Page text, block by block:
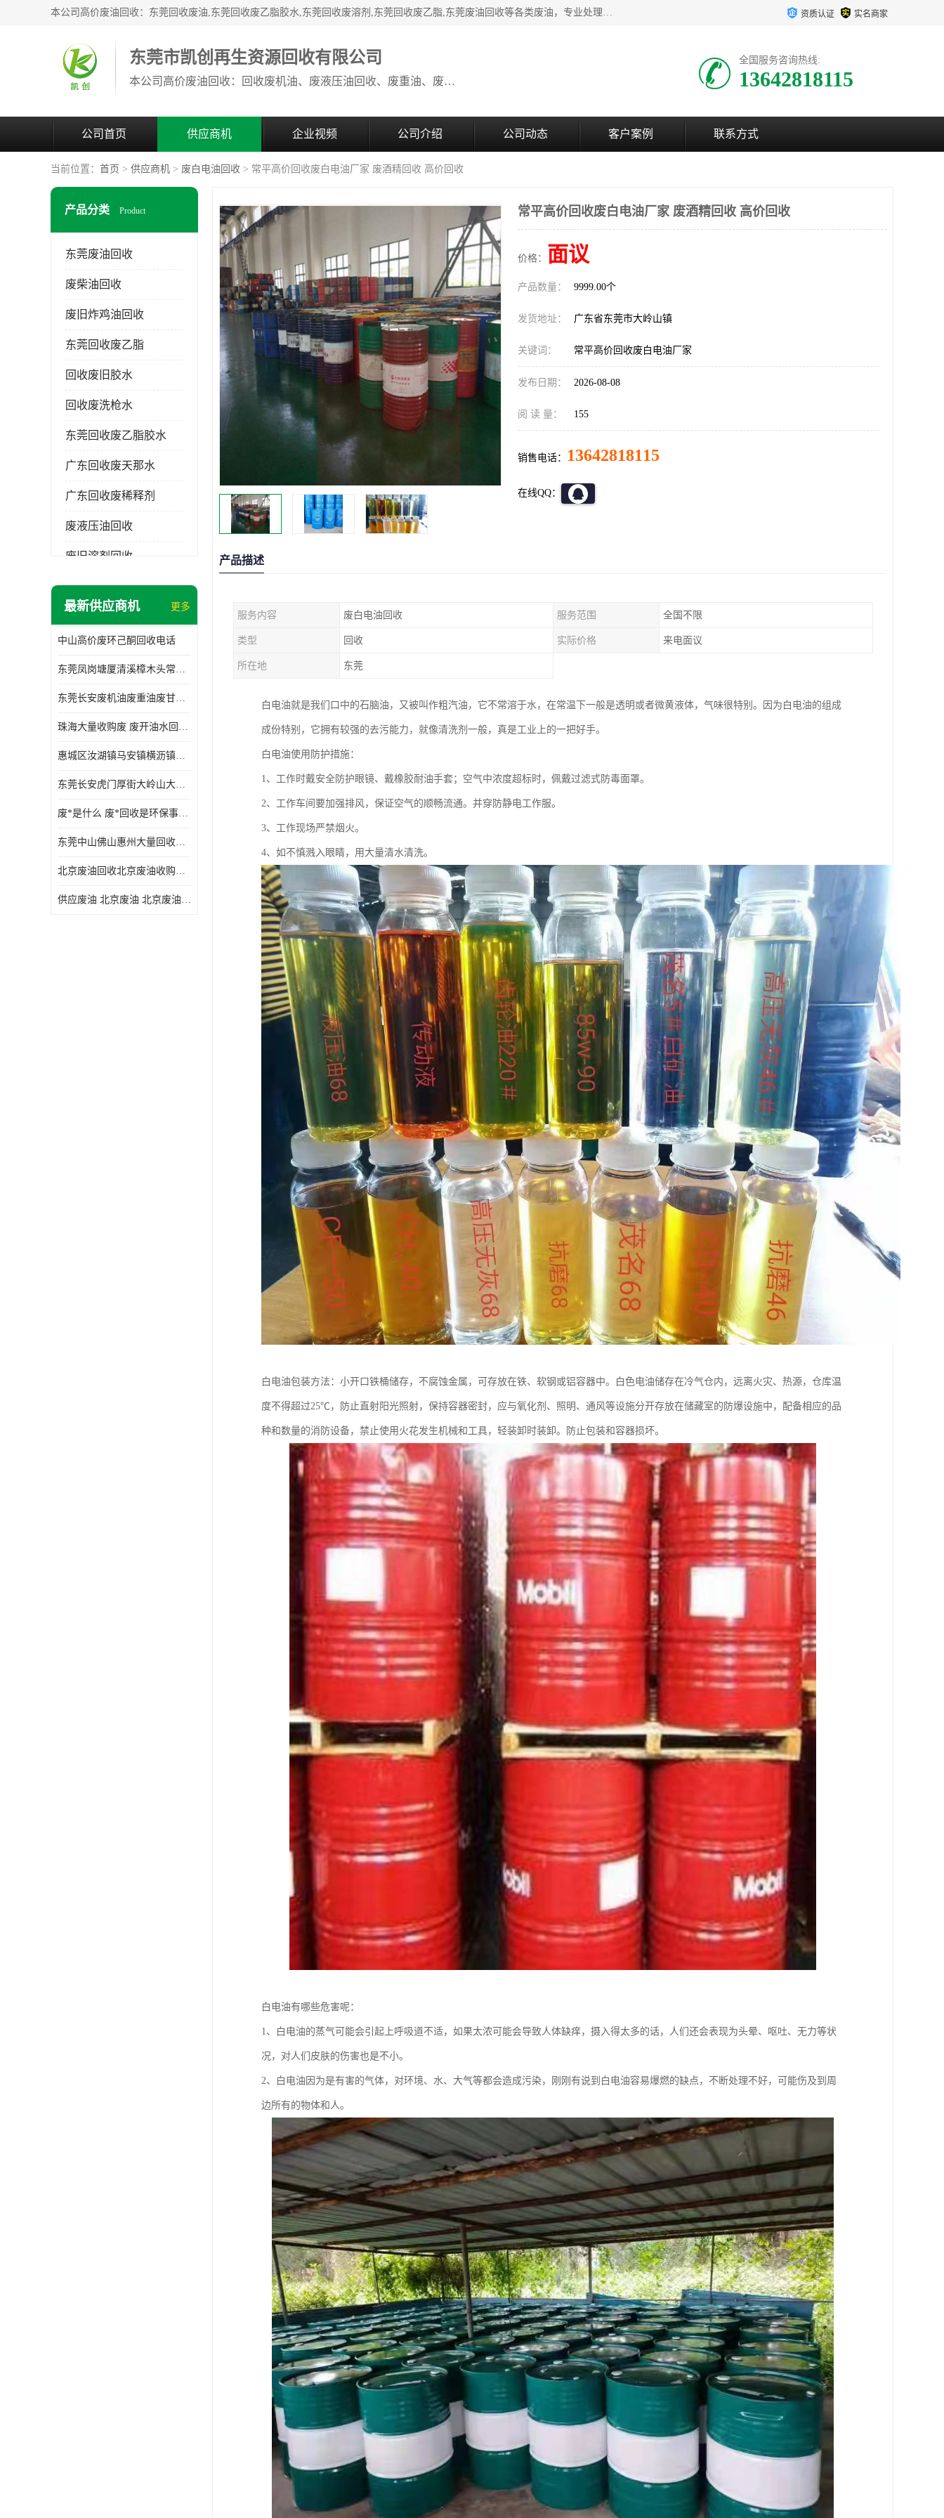
本公司高价废油回收：东莞回收废油,东莞回收废乙脂胶水,东莞回收废溶剂,东莞回收废乙脂,东莞废油回收等各类废油，专业处理从事化工产品研发与销售的综合型高科技服务性企业。我公司自成立以来，一直秉承“科技创新，立足诚信，感恩于心”的理念，力求设计与客户合作共赢的局面。在广大新老客户的大力支持下，我公司员工经过不懈努力，公司已快速发展成为国内知名化工企业。 资质认证 实名商家
东莞市凯创再生资源回收有限公司
本公司高价废油回收：回收废机油、废液压油回收、废重油、废食用油回收、废导热油、废、废油漆、废UV光油、废清、废白矿油、废变压器油
全国服务咨询热线:
13642818115
公司首页 供应商机 企业视频 公司介绍 公司动态 客户案例 联系方式
当前位置： 首页 > 供应商机 > 废白电油回收 > 常平高价回收废白电油厂家 废酒精回收 高价回收
产品分类 Product
东莞废油回收
废柴油回收
废旧炸鸡油回收
东莞回收废乙脂
回收废旧胶水
回收废洗枪水
东莞回收废乙脂胶水
广东回收废天那水
广东回收废稀释剂
废液压油回收
废旧溶剂回收
东莞回收废溶剂
废三氯乙烯回收
废混合溶剂回收
最新供应商机 更多
中山高价废环己酮回收电话
东莞凤岗塘厦清溪樟木头常平废液压油 废火花机油 废 废切削油 废齿轮油 废导轨油 废螺杆油
东莞长安废机油废重油废甘油废矿物油废燃料油废废润滑油废火花机油废油废齿轮油
珠海大量收购废 废开油水回收废酒精废废乙酯胶水废洗枪水废开油水废二废三氯丁脂乙脂废甲
惠城区汝湖镇马安镇横沥镇芦洲镇 惠阳新圩镇镇镇沙田镇废机油废液压油废润滑油废废火花机油废白电油废废齿轮油废白矿油废变压器油废燃料油
东莞长安虎门厚街大岭山大量回收废开油水废洗枪水废稀释剂
废*是什么 废*回收是环保事业吗
东莞中山佛山惠州大量回收废机油，废液压油，废润滑油，废，废火花机油，废白电油，废，废齿轮油，废白矿油，废变压器油，废燃料油，废切削油
北京废油回收北京废油收购再生注意的事项
供应废油 北京废油 北京废油回收 废油收购
常平高价回收废白电油厂家 废酒精回收 高价回收
价格： 面议
产品数量： 9999.00个
发货地址： 广东省东莞市大岭山镇
关键词： 常平高价回收废白电油厂家
发布日期： 2026-08-08
阅 读 量： 155
销售电话： 13642818115
在线QQ：
产品描述
服务内容 废白电油回收 服务范围 全国不限
类型 回收 实际价格 来电面议
所在地 东莞
白电油就是我们口中的石脑油，又被叫作粗汽油，它不常溶于水，在常温下一般是透明或者微黄液体，气味很特别。因为白电油的组成
成份特别，它拥有较强的去污能力，就像清洗剂一般，真是工业上的一把好手。
白电油使用防护措施：
1、工作时戴安全防护眼镜、戴橡胶耐油手套；空气中浓度超标时，佩戴过滤式防毒面罩。
2、工作车间要加强排风，保证空气的顺畅流通。并穿防静电工作服。
3、工作现场严禁烟火。
4、如不慎溅入眼睛，用大量清水清洗。
白电油包装方法：小开口铁桶储存，不腐蚀金属，可存放在铁、软钢或铝容器中。白色电油储存在冷气仓内，远离火灾、热源，仓库温
度不得超过25℃，防止直射阳光照射，保持容器密封，应与氧化剂、照明、通风等设施分开存放在储藏室的防爆设施中，配备相应的品
种和数量的消防设备，禁止使用火花发生机械和工具，轻装卸时装卸。防止包装和容器损坏。
白电油有哪些危害呢：
1、白电油的蒸气可能会引起上呼吸道不适，如果太浓可能会导致人体缺痒，摄入得太多的话，人们还会表现为头晕、呕吐、无力等状
况，对人们皮肤的伤害也是不小。
2、白电油因为是有害的气体，对环境、水、大气等都会造成污染，刚刚有说到白电油容易爆燃的缺点，不断处理不好，可能伤及到周
边所有的物体和人。